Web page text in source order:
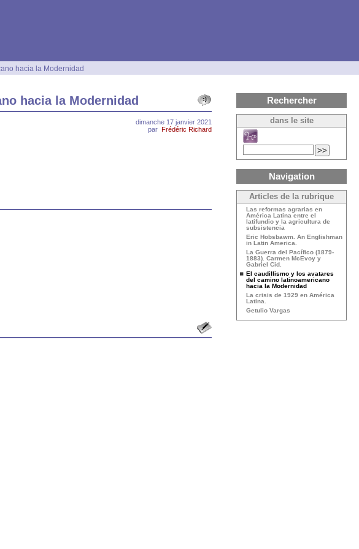
hacia la Modernidad
hacia la Modernidad
dimanche 17 janvier 2021
par Frédéric Richard
Rechercher
dans le site
Navigation
Articles de la rubrique
Las reformas agrarias en
América Latina entre el
latifundio y la agricultura de
subsistencia
Eric Hobsbawm. An Englishman
in Latin America.
La Guerra del Pacífico (1879-
1883). Carmen McEvoy y
Gabriel Cid.
El caudillismo y los avatares
del camino latinoamericano
hacia la Modernidad
La crisis de 1929 en América
Latina.
Getulio Vargas